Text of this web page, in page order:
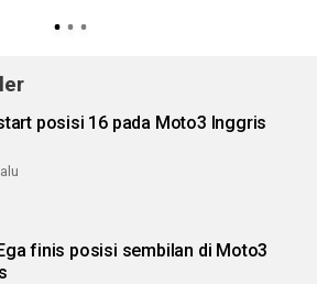
posisi 16 pada Moto3 Inggris
finis posisi sembilan di Moto3